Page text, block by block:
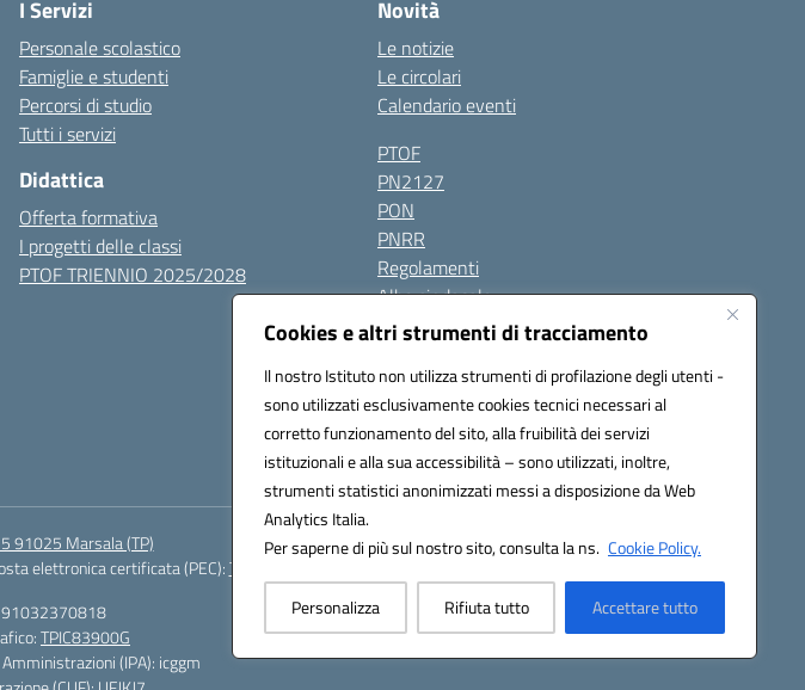
Cookies e altri strumenti di tracciamento
Il nostro Istituto non utilizza strumenti di profilazione degli utenti -
sono utilizzati esclusivamente cookies tecnici necessari al
corretto funzionamento del sito, alla fruibilità dei servizi
istituzionali e alla sua accessibilità – sono utilizzati, inoltre,
strumenti statistici anonimizzati messi a disposizione da Web
Analytics Italia.
Per saperne di più sul nostro sito, consulta la ns. Cookie Policy.
Personalizza Rifiuta tutto Accettare tutto
I Servizi
Personale scolastico
Famiglie e studenti
Percorsi di studio
Tutti i servizi
Didattica
Offerta formativa
I progetti delle classi
PTOF TRIENNIO 2025/2028
Novità
Le notizie
Le circolari
Calendario eventi
PTOF
PN2127
PON
PNRR
Regolamenti
Albo sindacale
Amm. Trasparente
Contatti
Seguici su:
91025 Marsala (TP)
elettronica certificata (PEC):TPIC83900G@pec.istruzione.it
91032370818
TPIC83900G
(IPA): icggm